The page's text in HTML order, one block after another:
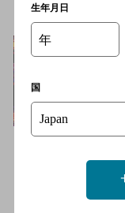
[オーセンティック
生年月日
年
国